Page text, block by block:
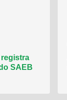
registra
SAEB